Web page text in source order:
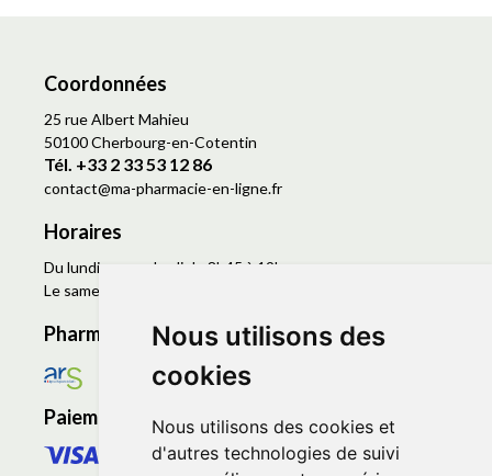
Nous utilisons des
cookies
Nous utilisons des cookies et
d'autres technologies de suivi
Coordonnées
25 rue Albert Mahieu
50100 Cherbourg-en-Cotentin
Tél. +33 2 33 53 12 86
contact@ma-pharmacie-en-ligne.fr
Horaires
Du lundi au vendredi de 8h45 à 19h
Le samedi de 9h à 19h
Pharmacie en ligne agréée
Paiement sécurisé